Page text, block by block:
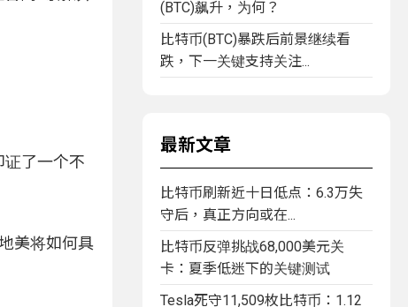
证了一个不
美将如何具
(BTC)飙升，为何？
比特币(BTC)暴跌后前景继续看
跌，下一关键支持关注...
最新文章
比特币刷新近十日低点：6.3万失
守后，真正方向或在...
比特币反弹挑战68,000美元关
卡：夏季低迷下的关键测试
Tesla死守11,509枚比特币：1.12